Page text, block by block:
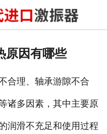
首页
原因有哪些
合理、轴承游隙不合
诸多因素，其中主要原
润滑不充足和使用过程